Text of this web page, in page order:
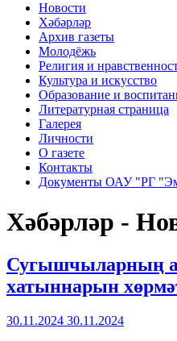
Новости
Хәбәрләр
Архив газеты
Молодёжь
Религия и
Культура и искусство
Образование и
Литературная страница
Галерея
Личности
О газете
Контакты
Документы ОАУ "РГ
Хәбәрләр -
Сугышчыларның
хатыннарын
30.11.2024 30.11.2024